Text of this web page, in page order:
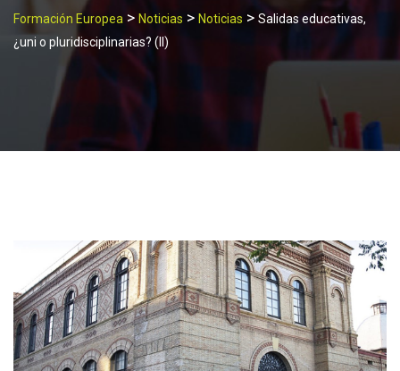
Formación Europea > Noticias > Noticias > Salidas educativas,
¿uni o pluridisciplinarias? (II)